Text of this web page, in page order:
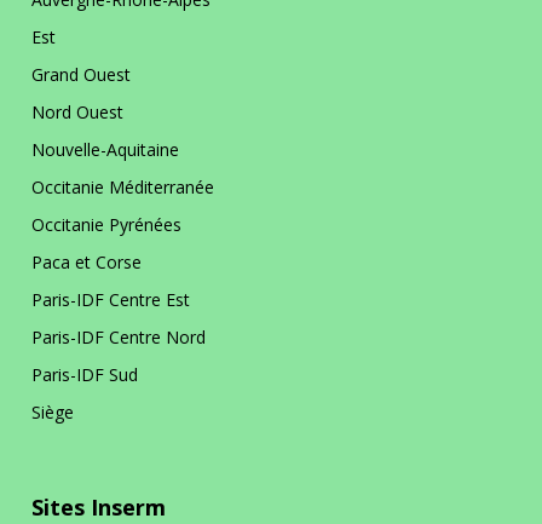
Est
Grand Ouest
Nord Ouest
Nouvelle-Aquitaine
Occitanie Méditerranée
Occitanie Pyrénées
Paca et Corse
Paris-IDF Centre Est
Paris-IDF Centre Nord
Paris-IDF Sud
Siège
Sites Inserm